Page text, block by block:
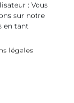
: Vous
sur notre
en tant
légales